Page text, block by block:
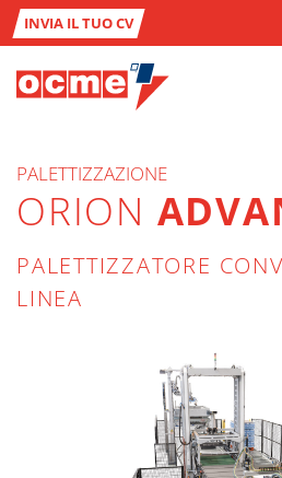
INVIA IL TUO CV
PALETTIZZAZIONE
ORION
PALETTIZZATORE
LINEA